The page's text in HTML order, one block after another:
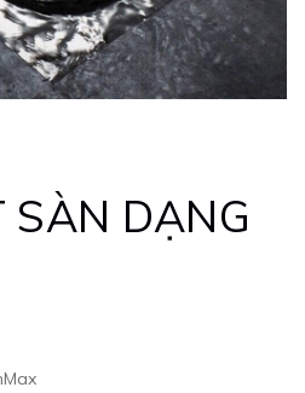
SÀN DẠNG